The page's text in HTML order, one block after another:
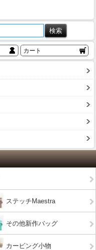
カート
ステッチMaestra
その他新作バッグ
カービング小物